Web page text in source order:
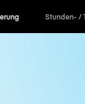
Stunden- /